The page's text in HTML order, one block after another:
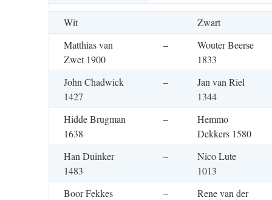
Wit
Zwart
Matthias van
Zwet 1900
–
Wouter Beerse
1833
John Chadwick
1427
–
Jan van Riel
1344
Hidde Brugman
1638
–
Hemmo
Dekkers 1580
Han Duinker
1483
–
Nico Lute
1013
Boor Fekkes
–
Rene van der